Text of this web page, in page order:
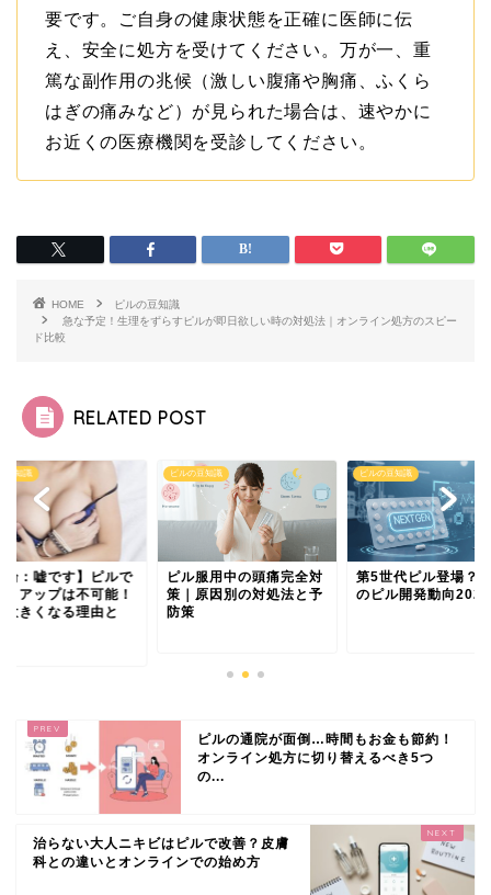
要です。ご自身の健康状態を正確に医師に伝
え、安全に処方を受けてください。万が一、重
篤な副作用の兆候（激しい腹痛や胸痛、ふくら
はぎの痛みなど）が見られた場合は、速やかに
お近くの医療機関を受診してください。
HOME
ピルの豆知識
急な予定！生理をずらすピルが即日欲しい時の対処法｜オンライン処方のスピー
ド比較
RELATED POST
豆知識
論：嘘です】ピルで
トアップは不可能！
大きくなる理由と
ピルの豆知識
ピル服用中の頭痛完全対
策｜原因別の対処法と予
防策
ピルの豆知識
第5世代ピル登場？
のピル開発動向2025
ピルの通院が面倒…時間もお金も節約！
オンライン処方に切り替えるべき5つ
の...
治らない大人ニキビはピルで改善？皮膚
科との違いとオンラインでの始め方